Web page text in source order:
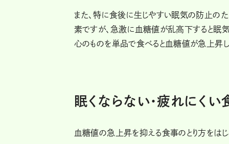
また、特に食後に生じやすい眠気の防止の
素ですが、急激に血糖値が乱高下すると眠気
心のものを単品で食べると血糖値が急上昇し
眠くならない・疲れにくい
血糖値の急上昇を抑える食事のとり方をはじ